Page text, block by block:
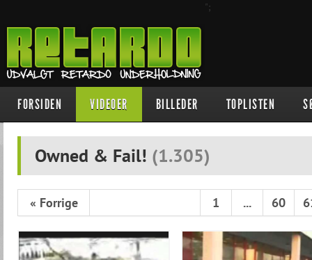
";
FORSIDEN VIDEOER BILLEDER TOPLISTEN
Owned & Fail! (1.305)
« Forrige 1 ... 60